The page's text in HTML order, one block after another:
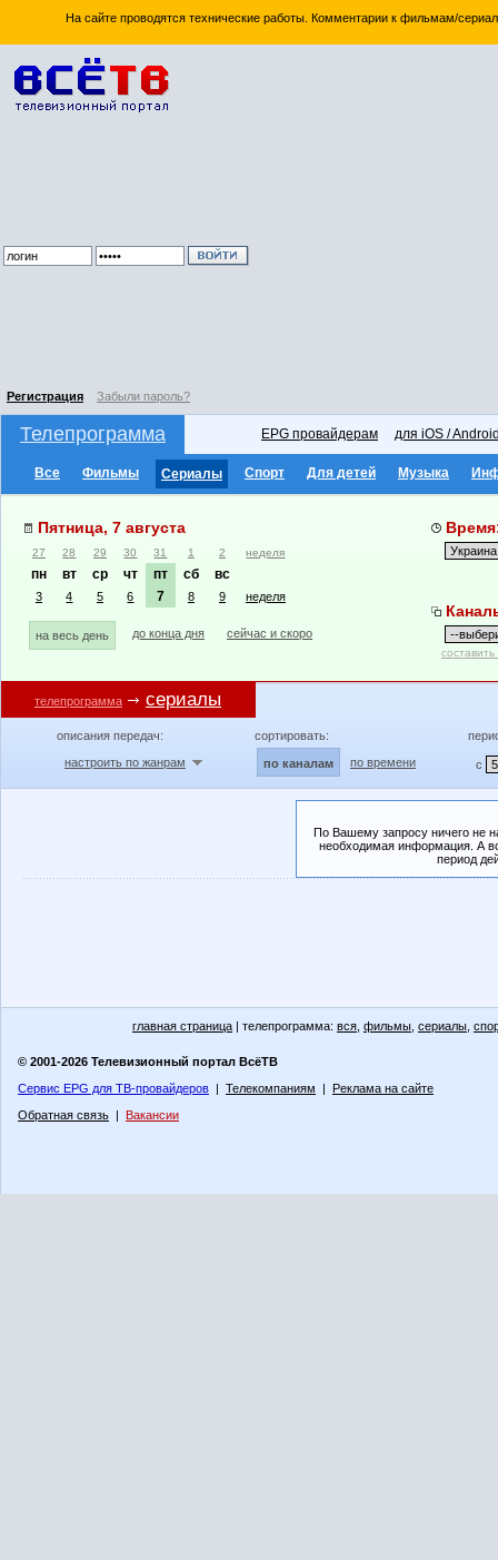
На сайте проводятся технические работы. Комментарии к фильмам/
Регистрация Забыли пароль?
Телепрограмма EPG провайдерам для iOS /
Все Фильмы Сериалы Спорт Для детей Музыка
Пятница, 7 августа
27 28 29 30 31 1 2 неделя
пн вт ср чт пт сб вс
3 4 5 6 7 8 9 неделя
на весь день до конца дня сейчас и скоро
телепрограмма сериалы
описания передач:
настроить по жанрам
сортировать:
по каналам по времени с
По Вашему запросу ничего не
необходимая информация. А
период
главная страница | телепрограмма: вся фильмы сериалы
© 2001-2026 Телевизионный портал ВсёТВ
Сервис EPG для ТВ-провайдеров | Телекомпаниям | Реклама на сайте
Обратная связь | Вакансии